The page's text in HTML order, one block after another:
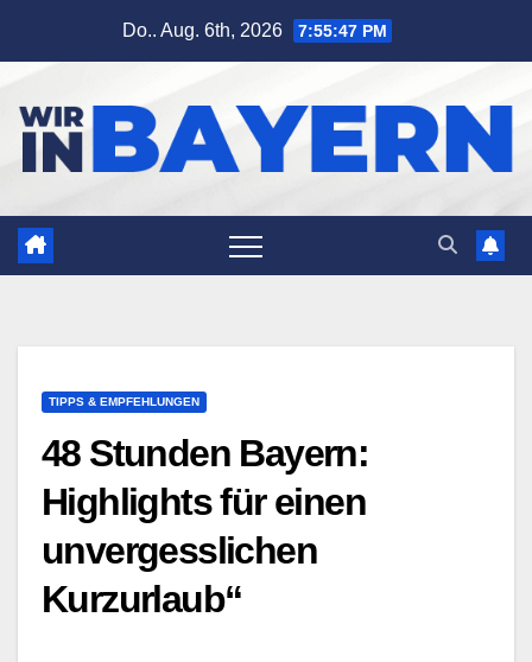
Do.. Aug. 6th, 2026 7:55:48 PM
TIPPS & EMPFEHLUNGEN
48 Stunden Bayern:
Highlights für einen
unvergesslichen
Kurzurlaub“